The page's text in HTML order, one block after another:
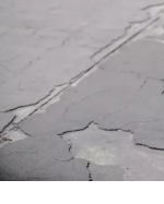
Přihlášením k
podmínkami
potvrzujete, že
ochrany
Vašimi údaji
vyhodnocení